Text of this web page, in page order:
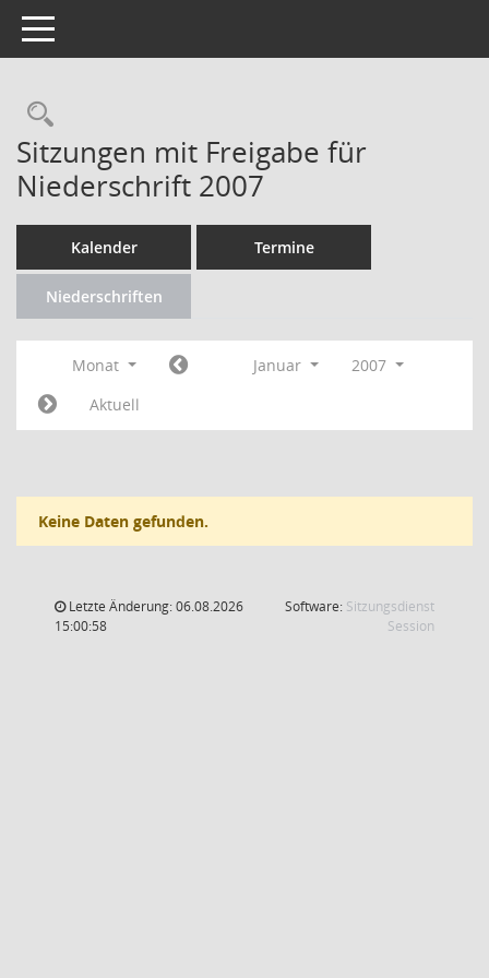
Toggle navigation
Rechercheauswahl
Sitzungen mit Freigabe für
Niederschrift 2007
Kalender Termine
Niederschriften
Monat Januar
2007
Aktuell
Keine Daten gefunden.
Letzte Änderung: 06.08.2026
15:00:58
Software: Sitzungsdienst
Session